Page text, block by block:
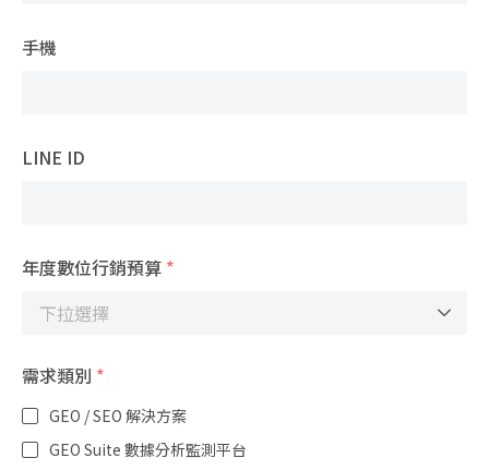
手機
LINE ID
年度數位行銷預算 *
需求類別 *
GEO / SEO 解決方案
GEO Suite 數據分析監測平台